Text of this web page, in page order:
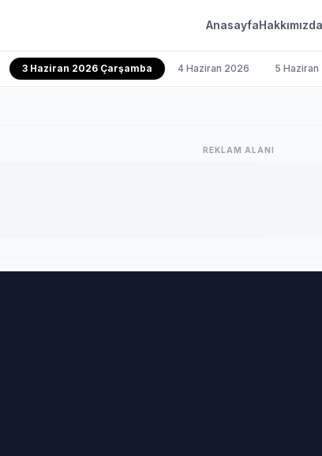
AnasayfaHakkımızda
3 Haziran 2026 Çarşamba 4 Haziran 2026 5 Haziran
REKLAM ALANI